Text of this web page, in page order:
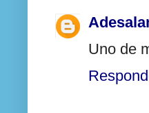
Uno de